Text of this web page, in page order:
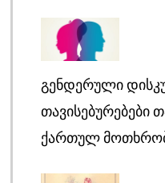
ᲒᲔᲜᲓᲔᲠᲣᲚᲘ
ᲗᲐᲕᲘᲡᲔᲑᲣᲠᲔᲑᲔᲑᲘ
ᲥᲐᲠᲗᲣᲚ